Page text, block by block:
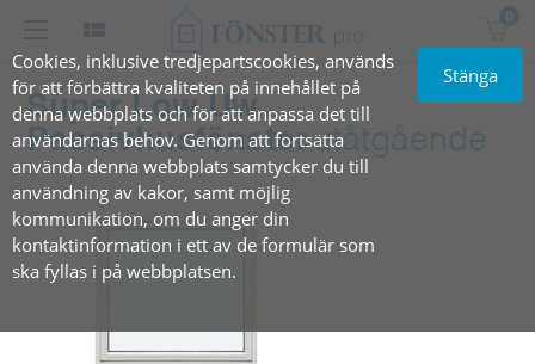
Cookies, inklusive tredjepartscookies, används
för att förbättra kvaliteten på innehållet på
denna webbplats och för att anpassa det till
användarnas behov. Genom att fortsätta
använda denna webbplats samtycker du till
användning av kakor, samt möjlig
kommunikation, om du anger din
kontaktinformation i ett av de formulär som
ska fyllas i på webbplatsen.
Stänga
0
Super Low Uw
Passivhusfönsterutåtgående